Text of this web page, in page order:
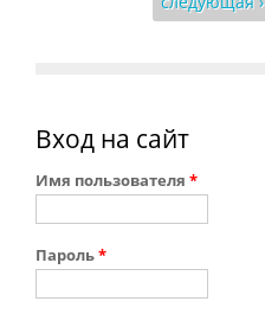
Вход на сайт
Имя пользователя *
Пароль*